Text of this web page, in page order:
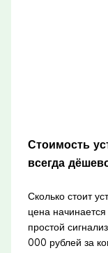
Стоимость
всегда
Сколько стоит
цена
простой
000 рублей за